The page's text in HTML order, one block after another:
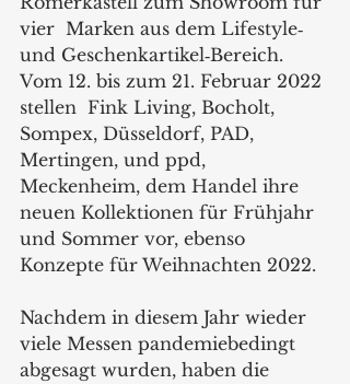
vier  Marken aus dem Lifestyle‐
und Geschenkartikel‐Bereich.
Vom 12. bis zum 21. Februar 2022
stellen  Fink Living, Bocholt,
Sompex, Düsseldorf, PAD,
Mertingen, und ppd,
Meckenheim, dem Handel ihre
neuen Kollektionen für Frühjahr
und Sommer vor, ebenso
Konzepte für Weihnachten 2022.
Nachdem in diesem Jahr wieder
viele Messen pandemiebedingt
abgesagt wurden, haben die